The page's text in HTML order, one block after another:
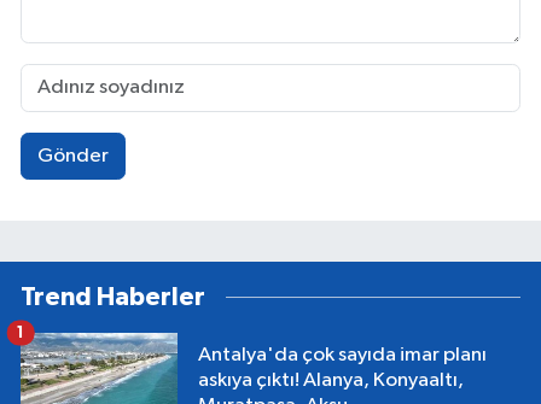
Gönder
Trend Haberler
Antalya'da çok sayıda imar planı
askıya çıktı! Alanya, Konyaaltı,
1